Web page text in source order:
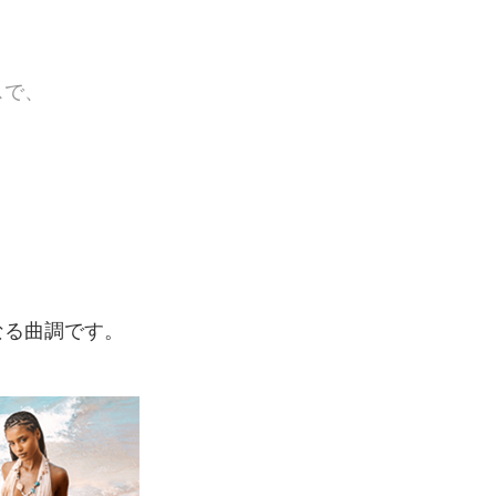
、
曲調です。